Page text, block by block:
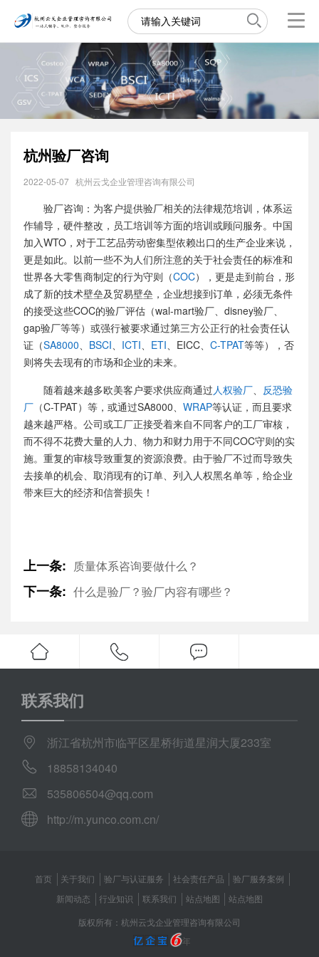
杭州验厂咨询
2022-05-07 杭州云戈企业管理咨询有限公司
验厂咨询：为客户提供验厂相关的法律规范培训，体系运
作辅导，硬件整改，员工培训等方面的培训或顾问服务。中国
加入WTO，对于工艺品劳动密集型依赖出口的生产企业来说，
更是如此。以前一些不为人们所注意的关于社会责任的标准和
世界各大零售商制定的行为守则（COC），更是走到前台，形
成了新的技术壁垒及贸易壁垒，企业想接到订单，必须无条件
的接受这些COC的验厂评估（wal-mart验厂、disney验厂、
gap验厂等等）或强行被要求通过第三方公正行的社会责任认
证（SA8000 BSCI ICTI ETI 、EICC、 C-TPAT等等），否
则将失去现有的市场和企业的未来。
随着越来越多欧美客户要求供应商通过 人权验厂、
反恐验
厂（C-TPAT）等，或通过SA8000、 WRAP等认证，而且要求
越来越严格。公司或工厂正接受着来自不同客户的工厂审核，
而不得不花费大量的人力、物力和财力用于不同COC守则的实
施。重复的审核导致重复的资源浪费。由于验厂不过而导致失
去接单的机会、取消现有的订单、列入人权黑名单等，给企业
带来巨大的经济和信誉损失！
上一条: 质量体系咨询要做什么？
下一条: 什么是验厂？验厂内容有哪些？
联系我们
浙江省杭州市临平区星桥街道星润大厦233室
18858134040
535806504@qq.com
http://m.yunco.com.cn/
首页 关于我们 验厂与认证服务 社会责任产品
验厂服务案例
新闻动态
行业知识 联系我们 站点地图
站点地图
版权所有：杭州云戈企业管理咨询有限公司